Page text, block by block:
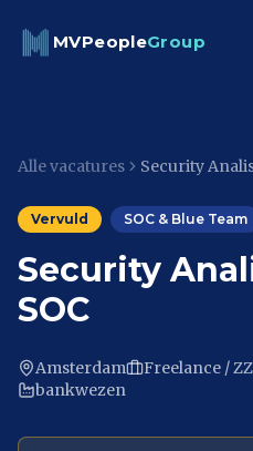
MVPeopleGroup
Alle vacatures Security
Vervuld SOC & Blue Team
Security
SOC
Amsterdam Freelance /
bankwezen